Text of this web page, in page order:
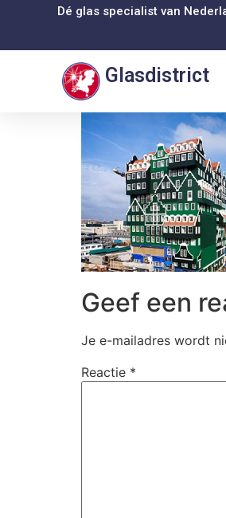
Dé glas specialist van
Glasdistrict
Geef een
Je e-mailadres wordt
Reactie *